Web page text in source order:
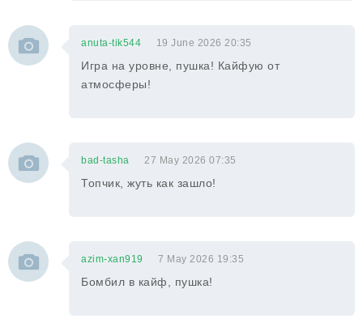
anuta-tik544 19 June 2026 20:35
Игра на уровне, пушка! Кайфую от
атмосферы!
bad-tasha 27 May 2026 07:35
Топчик, жуть как зашло!
azim-xan919 7 May 2026 19:35
Бомбил в кайф, пушка!